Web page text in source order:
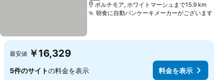
ボルチモア, ホワイトマーシュまで15.9 km
朝食に自動パンケーキメーカーがございます
最安値 ￥16,329
5件のサイトの料金を表示 料金を表示